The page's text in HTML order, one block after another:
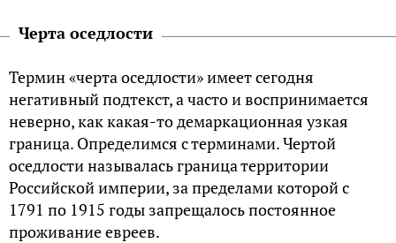
Черта оседлости
Термин «черта оседлости» имеет сегодня
негативный подтекст, а часто и воспринимается
неверно, как какая-то демаркационная узкая
граница. Определимся с терминами. Чертой
оседлости называлась граница территории
Российской империи, за пределами которой с
1791 по 1915 годы запрещалось постоянное
проживание евреев.